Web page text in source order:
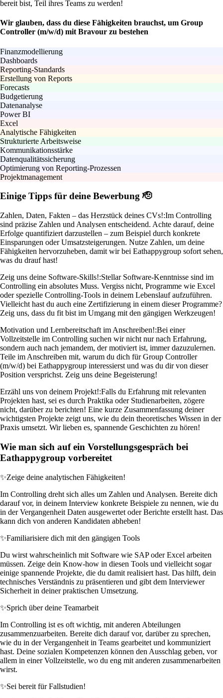
bereit bist, Teil ihres Teams zu werden!
Wir glauben, dass du diese Fähigkeiten brauchst, um Group
Controller (m/w/d) mit Bravour zu bestehen
Finanzmodellierung
Dashboards
Reporting-Standards
Erstellung von Reports
Forecasts
Budgetierung
Datenanalyse
Power BI
Excel
Analytische Fähigkeiten
Strukturierte Arbeitsweise
Kommunikationsstärke
Datenqualitätssicherung
Optimierung von Reporting-Prozessen
Projektmanagement
Einige Tipps für deine Bewerbung 🫡
Zahlen, Daten, Fakten – das Herzstück deines CVs!:Im Controlling
sind präzise Zahlen und Analysen entscheidend. Achte darauf, deine
Erfolge quantifiziert darzustellen – zum Beispiel durch konkrete
Einsparungen oder Umsatzsteigerungen. Nutze Zahlen, um deine
Fähigkeiten hervorzuheben, damit wir bei Eathappygroup sofort sehen,
was du drauf hast!
Zeig uns deine Software-Skills!:Stellar Software-Kenntnisse sind im
Controlling ein absolutes Muss. Vergiss nicht, Programme wie Excel
oder spezielle Controlling-Tools in deinem Lebenslauf aufzuführen.
Vielleicht hast du auch eine Zertifizierung in einem dieser Programme?
Zeig uns, dass du fit bist im Umgang mit den gängigen Werkzeugen!
Motivation und Lernbereitschaft im Anschreiben!:Bei einer
Vollzeitstelle im Controlling suchen wir nicht nur nach Erfahrung,
sondern auch nach jemandem, der motiviert ist, immer dazuzulernen.
Teile im Anschreiben mit, warum du dich für Group Controller
(m/w/d) bei Eathappygroup interessierst und was du dir von dieser
Position versprichst. Zeig uns deine Begeisterung!
Erzähl uns von deinem Projekt!:Falls du Erfahrung mit relevanten
Projekten hast, sei es durch Praktika oder Studienarbeiten, zögere
nicht, darüber zu berichten! Eine kurze Zusammenfassung deiner
wichtigsten Projekte zeigt uns, wie du dein theoretisches Wissen in der
Praxis umsetzt. Wir lieben es, spannende Geschichten zu hören!
Wie man sich auf ein Vorstellungsgespräch bei
Eathappygroup vorbereitet
✨Zeige deine analytischen Fähigkeiten!
Im Controlling dreht sich alles um Zahlen und Analysen. Bereite dich
darauf vor, in deinem Interview konkrete Beispiele zu nennen, wie du
in der Vergangenheit Daten ausgewertet oder Berichte erstellt hast. Das
kann dich von anderen Kandidaten abheben!
✨Familiarisiere dich mit den gängigen Tools
Du wirst wahrscheinlich mit Software wie SAP oder Excel arbeiten
müssen. Zeige dein Know-how in diesen Tools und vielleicht sogar
einige spannende Projekte, die du damit realisiert hast. Das hilft, dein
technisches Verständnis zu präsentieren und gibt dem Interviewer
Sicherheit in deiner praktischen Umsetzung.
✨Sprich über deine Teamarbeit
Im Controlling ist es oft wichtig, mit anderen Abteilungen
zusammenzuarbeiten. Bereite dich darauf vor, darüber zu sprechen,
wie du in der Vergangenheit in Teams gearbeitet und kommuniziert
hast. Deine sozialen Kompetenzen können den Ausschlag geben, vor
allem in einer Vollzeitstelle, wo du eng mit anderen zusammenarbeiten
wirst.
✨Sei bereit für Fallstudien!